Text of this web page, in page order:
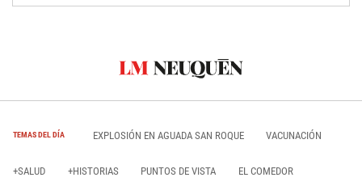
TEMAS DEL DÍA EXPLOSIÓN EN AGUADA SAN ROQUE VACUNACIÓN
+SALUD +HISTORIAS PUNTOS DE VISTA EL COMEDOR